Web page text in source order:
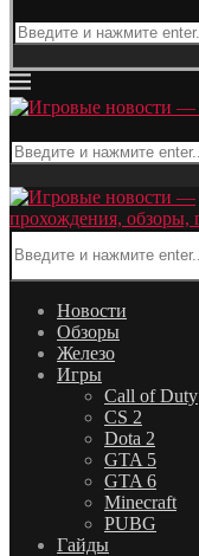
Новости
Обзоры
Железо
Игры
Call of Duty
CS 2
Dota 2
GTA 5
GTA 6
Minecraft
PUBG
Гайды